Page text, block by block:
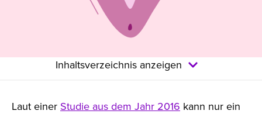
Inhaltsverzeichnis anzeigen
Laut einer Studie aus dem Jahr 2016 kann nur ein